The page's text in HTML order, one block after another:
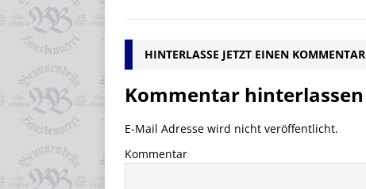
HINTERLASSE JETZT EINEN KOMMENTAR
Kommentar hinterlassen
E-Mail Adresse wird nicht veröffentlicht.
Kommentar